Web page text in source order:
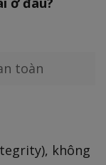
toàn
không